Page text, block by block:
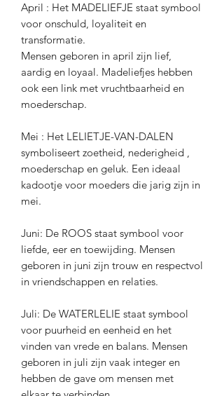
April : Het MADELIEFJE staat symbool
voor onschuld, loyaliteit en
transformatie.
Mensen geboren in april zijn lief,
aardig en loyaal. Madeliefjes hebben
ook een link met vruchtbaarheid en
moederschap.
Mei : Het LELIETJE-VAN-DALEN
symboliseert zoetheid, nederigheid ,
moederschap en geluk. Een ideaal
kadootje voor moeders die jarig zijn in
mei.
Juni: De ROOS staat symbool voor
liefde, eer en toewijding. Mensen
geboren in juni zijn trouw en respectvol
in vriendschappen en relaties.
Juli: De WATERLELIE staat symbool
voor puurheid en eenheid en het
vinden van vrede en balans. Mensen
geboren in juli zijn vaak integer en
hebben de gave om mensen met